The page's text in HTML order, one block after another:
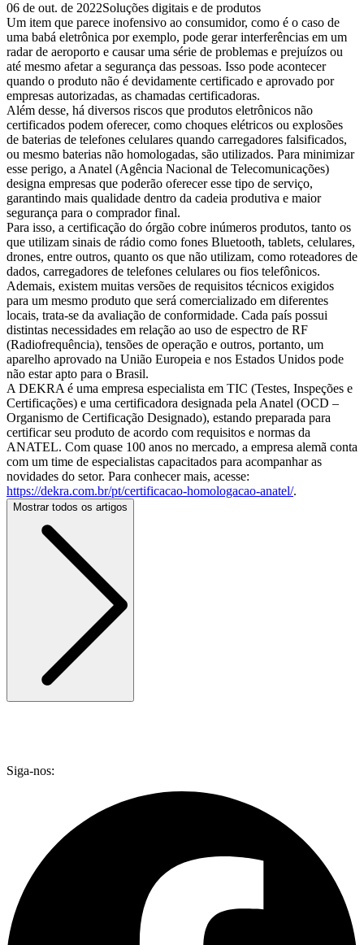
06 de out. de 2022Soluções digitais e de produtos
Um item que parece inofensivo ao consumidor, como é o caso de
uma babá eletrônica por exemplo, pode gerar interferências em um
radar de aeroporto e causar uma série de problemas e prejuízos ou
até mesmo afetar a segurança das pessoas. Isso pode acontecer
quando o produto não é devidamente certificado e aprovado por
empresas autorizadas, as chamadas certificadoras.
Além desse, há diversos riscos que produtos eletrônicos não
certificados podem oferecer, como choques elétricos ou explosões
de baterias de telefones celulares quando carregadores falsificados,
ou mesmo baterias não homologadas, são utilizados. Para minimizar
esse perigo, a Anatel (Agência Nacional de Telecomunicações)
designa empresas que poderão oferecer esse tipo de serviço,
garantindo mais qualidade dentro da cadeia produtiva e maior
segurança para o comprador final.
Para isso, a certificação do órgão cobre inúmeros produtos, tanto os
que utilizam sinais de rádio como fones Bluetooth, tablets, celulares,
drones, entre outros, quanto os que não utilizam, como roteadores de
dados, carregadores de telefones celulares ou fios telefônicos.
Ademais, existem muitas versões de requisitos técnicos exigidos
para um mesmo produto que será comercializado em diferentes
locais, trata-se da avaliação de conformidade. Cada país possui
distintas necessidades em relação ao uso de espectro de RF
(Radiofrequência), tensões de operação e outros, portanto, um
aparelho aprovado na União Europeia e nos Estados Unidos pode
não estar apto para o Brasil.
A DEKRA é uma empresa especialista em TIC (Testes, Inspeções e
Certificações) e uma certificadora designada pela Anatel (OCD –
Organismo de Certificação Designado), estando preparada para
certificar seu produto de acordo com requisitos e normas da
ANATEL. Com quase 100 anos no mercado, a empresa alemã conta
com um time de especialistas capacitados para acompanhar as
novidades do setor. Para conhecer mais, acesse:
https://dekra.com.br/pt/certificacao-homologacao-anatel/.
Mostrar todos os artigos
Siga-nos: